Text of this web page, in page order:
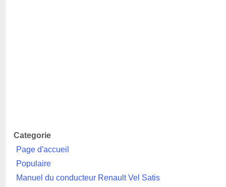
Categorie
Page d'accueil
Populaire
Manuel du conducteur Renault Vel Satis